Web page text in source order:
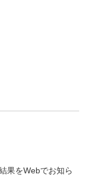
果をWebでお知ら